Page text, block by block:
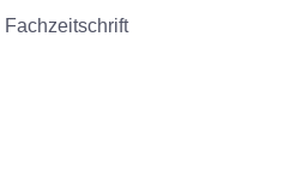
Fachzeitschrift